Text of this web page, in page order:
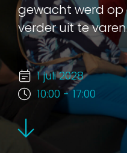
gewacht werd
verder uit te
1 juli 2028
10:00 - 17:00